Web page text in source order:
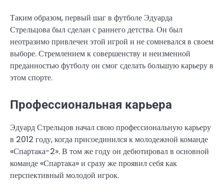
Таким образом, первый шаг в футболе Эдуарда
Стрельцова был сделан с раннего детства. Он был
неотразимо привлечен этой игрой и не сомневался в своем
выборе. Стремлением к совершенству и неизменной
преданностью футболу он смог сделать большую карьеру в
этом спорте.
Профессиональная карьера
Эдуард Стрельцов начал свою профессиональную карьеру
в 2012 году, когда присоединился к молодежной команде
«Спартака-2». В том же году он дебютировал в основной
команде «Спартака» и сразу же проявил себя как
перспективный молодой игрок.